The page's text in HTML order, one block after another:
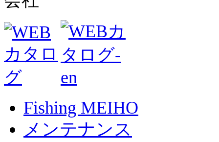
Fishing MEIHO
メンテナンス